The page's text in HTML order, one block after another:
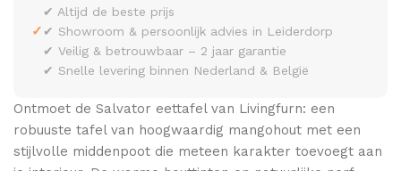
✓
✔ Altijd de beste prijs
✔ Showroom & persoonlijk advies in Leiderdorp
✔ Veilig & betrouwbaar – 2 jaar garantie
✔ Snelle levering binnen Nederland & België
Ontmoet de Salvator eettafel van Livingfurn: een
robuuste tafel van hoogwaardig mangohout met een
stijlvolle middenpoot die meteen karakter toevoegt aan